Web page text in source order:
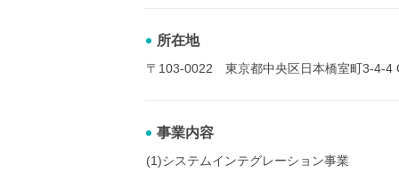
所在地
〒103-0022 東京都中央区日本橋室町3-4-4
事業内容
(1)システムインテグレーション事業